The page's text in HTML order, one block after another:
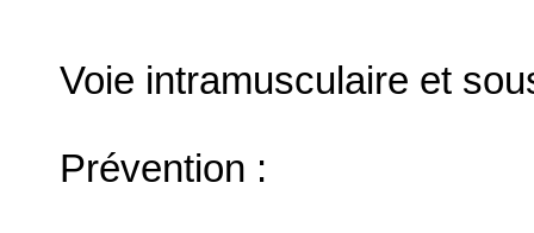
Voie intramusculaire et
Prévention :